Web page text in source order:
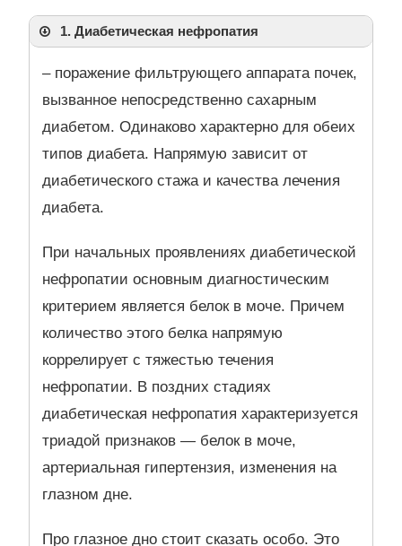
1. Диабетическая нефропатия
– поражение фильтрующего аппарата почек,
вызванное непосредственно сахарным
диабетом. Одинаково характерно для обеих
типов диабета. Напрямую зависит от
диабетического стажа и качества лечения
диабета.
При начальных проявлениях диабетической
нефропатии основным диагностическим
критерием является белок в моче. Причем
количество этого белка напрямую
коррелирует с тяжестью течения
нефропатии. В поздних стадиях
диабетическая нефропатия характеризуется
триадой признаков — белок в моче,
артериальная гипертензия, изменения на
глазном дне.
Про глазное дно стоит сказать особо. Это